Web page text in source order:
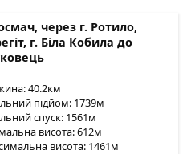
через г. Ротило,
г. Біла Кобила до
40.2км
підйом: 1739м
спуск: 1561м
висота: 612м
висота: 1461м